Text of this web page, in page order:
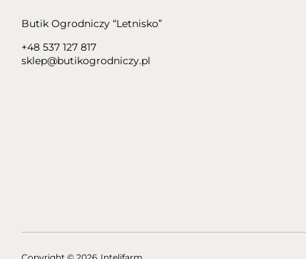
Butik Ogrodniczy “Letnisko”
+48 537 127 817
sklep@butikogrodniczy.pl